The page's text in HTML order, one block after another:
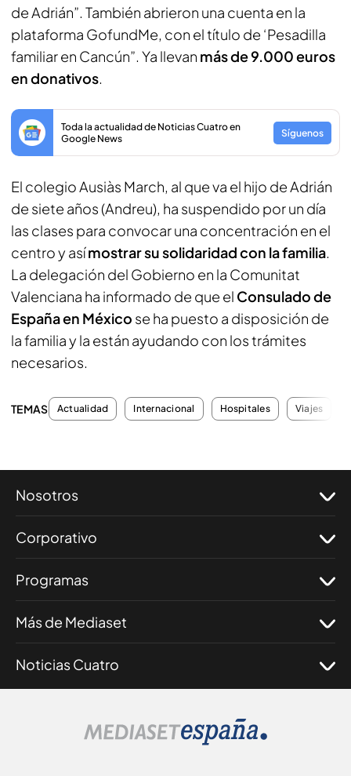
de Adrián”. También abrieron una cuenta en la
plataforma GofundMe, con el título de ‘Pesadilla
familiar en Cancún”. Ya llevan más de 9.000 euros
en donativos.
Toda la actualidad de Noticias Cuatro en
Google News
Síguenos
El colegio Ausiàs March, al que va el hijo de Adrián
de siete años (Andreu), ha suspendido por un día
las clases para convocar una concentración en el
centro y asímostrar su solidaridad con la familia.
La delegación del Gobierno en la Comunitat
Valenciana ha informado de que el Consulado de
España en México se ha puesto a disposición de
la familia y la están ayudando con los trámites
necesarios.
TEMAS Actualidad Internacional Hospitales Viajes
Nosotros
Corporativo
Programas
Más de Mediaset
Noticias Cuatro